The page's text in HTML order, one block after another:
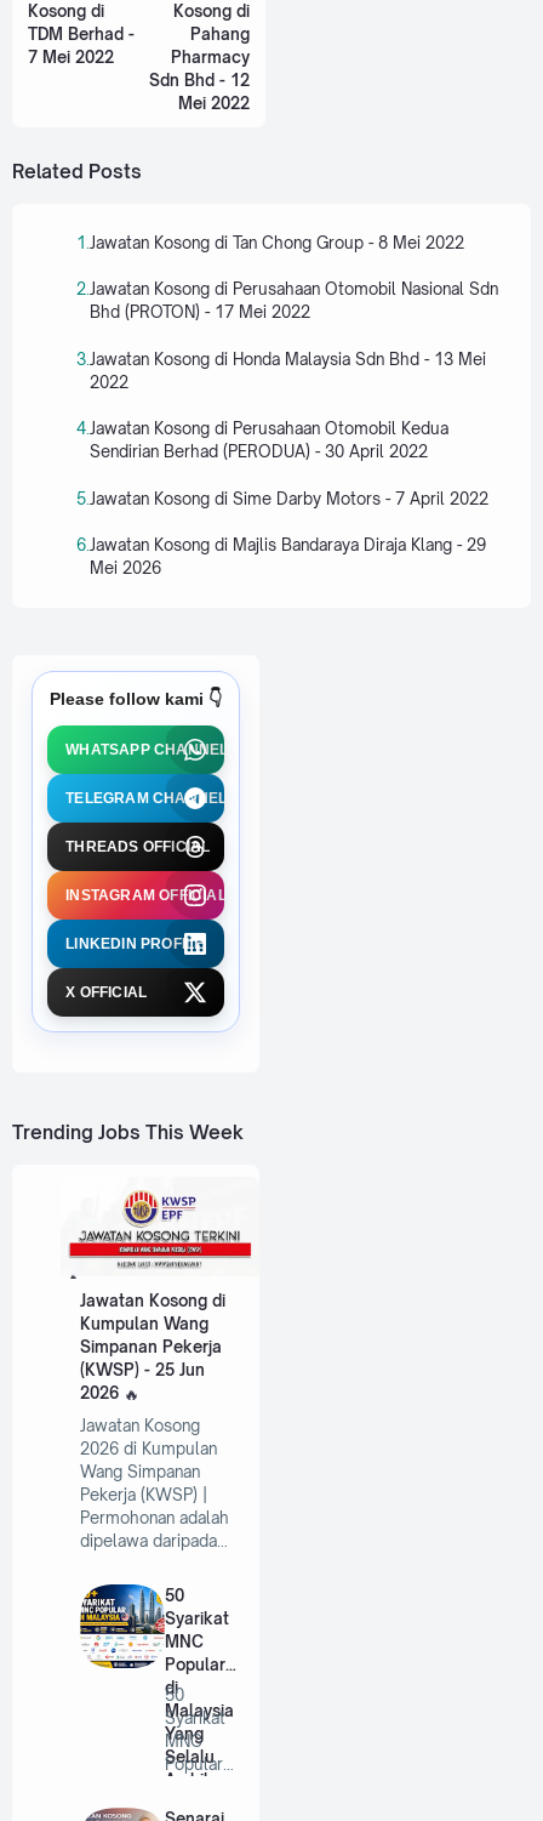
Kosong di
TDM Berhad -
7 Mei 2022
Kosong di
Pahang
Pharmacy
Sdn Bhd - 12
Mei 2022
Related Posts
Jawatan Kosong di Tan Chong Group - 8 Mei 2022
Jawatan Kosong di Perusahaan Otomobil Nasional Sdn
Bhd (PROTON) - 17 Mei 2022
Jawatan Kosong di Honda Malaysia Sdn Bhd - 13 Mei
2022
Jawatan Kosong di Perusahaan Otomobil Kedua
Sendirian Berhad (PERODUA) - 30 April 2022
Jawatan Kosong di Sime Darby Motors - 7 April 2022
Jawatan Kosong di Majlis Bandaraya Diraja Klang - 29
Mei 2026
Please follow kami 👇
WHATSAPP CHANNEL
TELEGRAM CHANNEL
THREADS OFFICIAL
INSTAGRAM OFFICIAL
LINKEDIN PROFILE
X OFFICIAL
Trending Jobs This Week
Jawatan Kosong di
Kumpulan Wang
Simpanan Pekerja
(KWSP) - 25 Jun
2026
Jawatan Kosong
2026 di Kumpulan
Wang Simpanan
Pekerja (KWSP) |
Permohonan adalah
dipelawa daripada…
50
Syarikat
MNC
Popular
di
Malaysia
Yang
Selalu
Ambil
50
Syarikat
MNC
Popular
Malaysia